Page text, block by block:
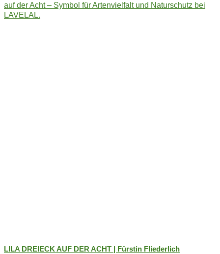
weist
LILA DREIECK AUF DER ACHT | Fürstin Fliederlich